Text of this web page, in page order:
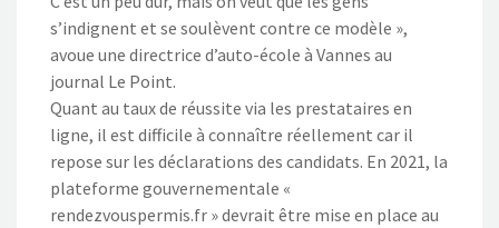
s’indignent et se soulèvent contre ce modèle »,
avoue une directrice d’auto-école à Vannes au
journal Le Point.
Quant au taux de réussite via les prestataires en
ligne, il est difficile à connaître réellement car il
repose sur les déclarations des candidats. En 2021, la
plateforme gouvernementale «
rendezvouspermis.fr » devrait être mise en place au